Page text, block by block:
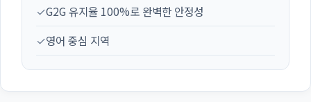
✓G2G 유지율 100%로 완벽한 안정성
✓영어 중심 지역